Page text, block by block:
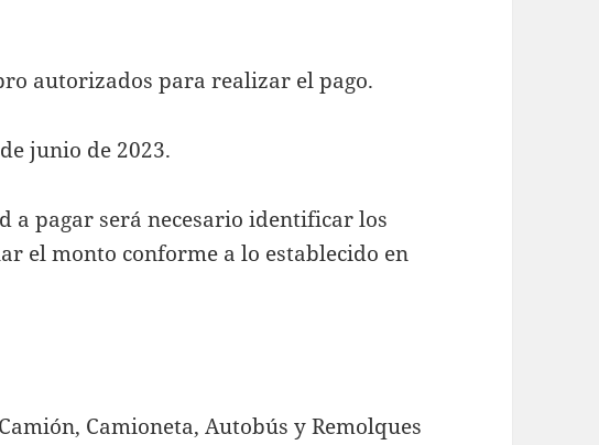
autorizados para realizar el pago.
junio de 2023.
a pagar será necesario identificar los
el monto conforme a lo establecido en
Camioneta, Autobús y Remolques